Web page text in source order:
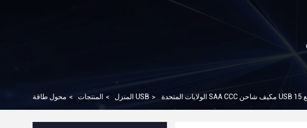
المنزل > المنتجات > محول طاقة USB >